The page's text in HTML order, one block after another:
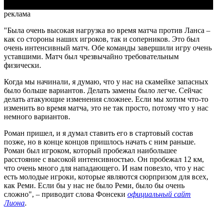
реклама
"Была очень высокая нагрузка во время матча против Ланса –
как со стороны наших игроков, так и соперников. Это был
очень интенсивный матч. Обе команды завершили игру очень
уставшими. Матч был чрезвычайно требовательным
физически.
Когда мы начинали, я думаю, что у нас на скамейке запасных
было больше вариантов. Делать замены было легче. Сейчас
делать атакующие изменения сложнее. Если мы хотим что-то
изменить во время матча, это не так просто, потому что у нас
немного вариантов.
Роман пришел, и я думал ставить его в стартовый состав
позже, но в конце концов пришлось начать с ним раньше.
Роман был игроком, который пробежал наибольшее
расстояние с высокой интенсивностью. Он пробежал 12 км,
что очень много для нападающего. И нам повезло, что у нас
есть молодые игроки, которые являются сюрпризом для всех,
как Реми. Если бы у нас не было Реми, было бы очень
сложно", – приводит слова Фонсеки официальный сайт
Лиона.